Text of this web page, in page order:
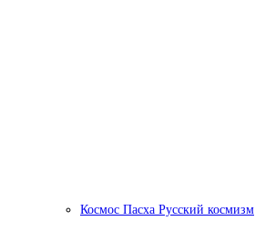
Космос Пасха Русский космизм